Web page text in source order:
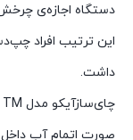
این ترتیب افراد
داشت.
صورت اتمام آب